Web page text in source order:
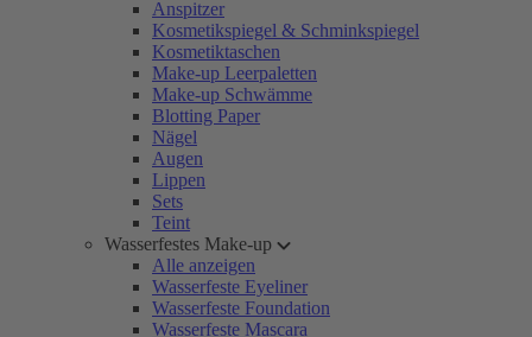
Anspitzer
Kosmetikspiegel & Schminkspiegel
Kosmetiktaschen
Make-up Leerpaletten
Make-up Schwämme
Blotting Paper
Nägel
Augen
Lippen
Sets
Teint
Wasserfestes Make-up
Alle anzeigen
Wasserfeste Eyeliner
Wasserfeste Foundation
Wasserfeste Mascara